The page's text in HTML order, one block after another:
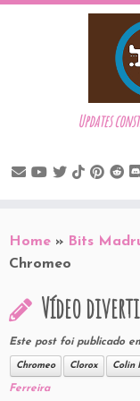
to
content
Updates
Home » Bits
Chromeo
Vídeo
Este post foi publicado
Chromeo Clorox Colin
Ferreira